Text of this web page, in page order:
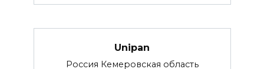
Unipan
Россия Кемеровская область